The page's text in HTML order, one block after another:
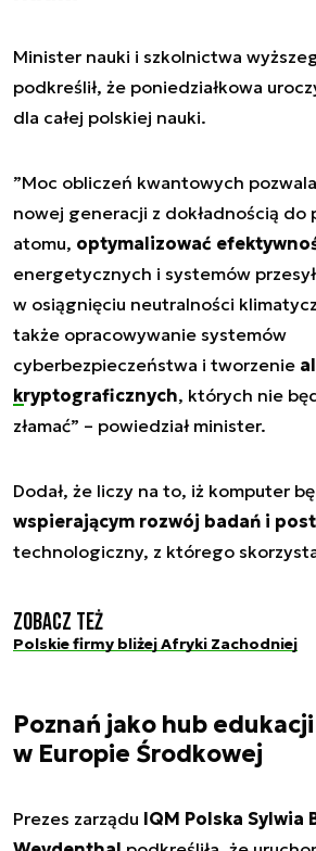
Minister nauki i szkolnictwa
podkreślił, że poniedziałkowa
dla całej polskiej nauki.
”Moc obliczeń kwantowych
nowej generacji z dokładnością
atomu, optymalizować
energetycznych i systemów
w osiągnięciu neutralności
także opracowywanie systemów
cyberbezpieczeństwa i tworzenie
kryptograficznych, których nie
złamać” – powiedział minister.
Dodał, że liczy na to, iż komputer
wspierającym rozwój badań i
technologiczny, z którego skorzysta
Zobacz też
Polskie firmy bliżej Afryki Zachodniej
Poznań jako hub
w Europie Środkowej
Prezes zarządu IQM Polska Sylwia